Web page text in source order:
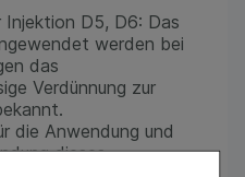
Injektion D5, D6: Das
werden bei
das
Verdünnung zur
die Anwendung und
dieses